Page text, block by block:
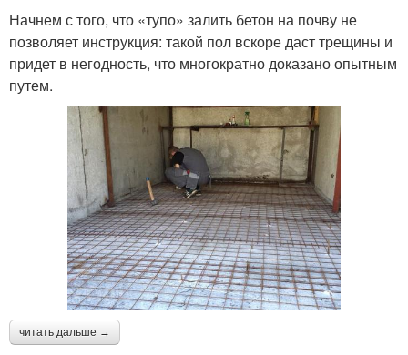
Начнем с того, что «тупо» залить бетон на почву не
позволяет инструкция: такой пол вскоре даст трещины и
придет в негодность, что многократно доказано опытным
путем.
читать дальше →